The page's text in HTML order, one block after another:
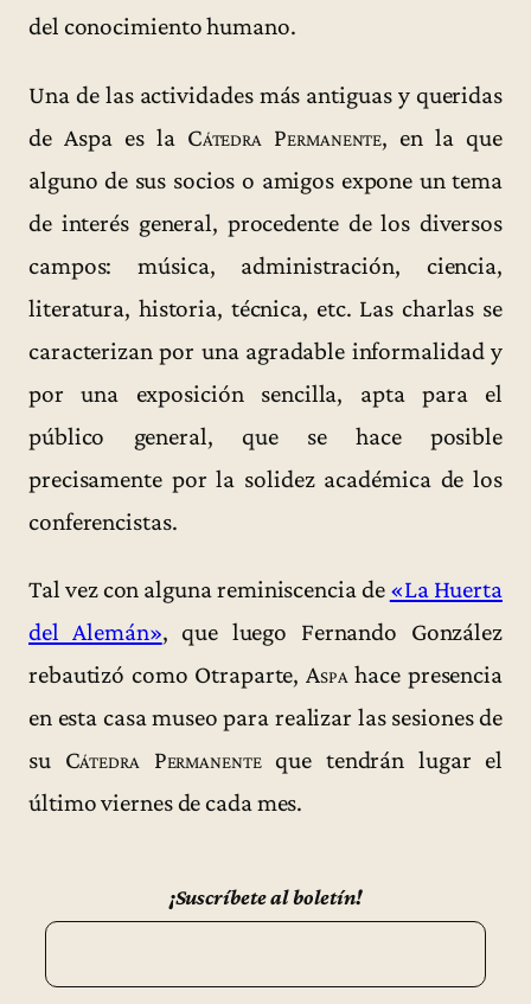
del conocimiento humano.
Una de las actividades más antiguas y queridas
de Aspa es la Cátedra Permanente, en la que
alguno de sus socios o amigos expone un tema
de interés general, procedente de los diversos
campos: música, administración, ciencia,
literatura, historia, técnica, etc. Las charlas se
caracterizan por una agradable informalidad y
por una exposición sencilla, apta para el
público general, que se hace posible
precisamente por la solidez académica de los
conferencistas.
Tal vez con alguna reminiscencia de «La Huerta
del Alemán», que luego Fernando González
rebautizó como Otraparte, Aspa hace presencia
en esta casa museo para realizar las sesiones de
su Cátedra Permanenteque tendrán lugar el
último viernes de cada mes.
¡Suscríbete al boletín!